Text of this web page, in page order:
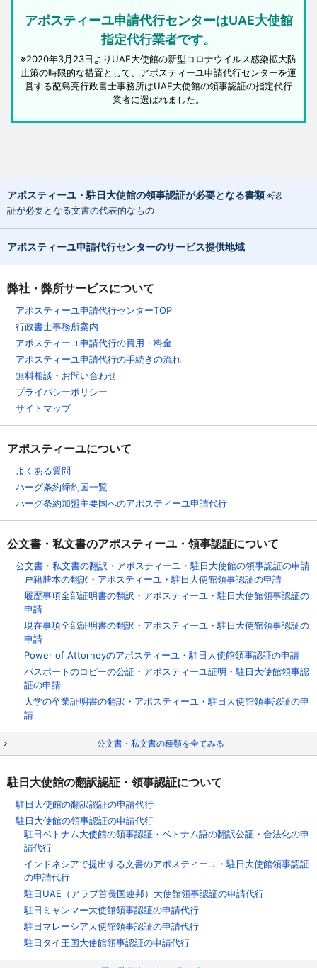
アポスティーユ申請代行センターはUAE大使館
指定代行業者です。
※2020年3月23日よりUAE大使館の新型コロナウイルス感染拡大防
止策の時限的な措置として、アポスティーユ申請代行センターを運
営する蓜島亮行政書士事務所はUAE大使館の領事認証の指定代行
業者に選ばれました。
アポスティーユ・駐日大使館の領事認証が必要となる書類※認
証が必要となる文書の代表的なもの
アポスティーユ申請代行センターのサービス提供地域
弊社・弊所サービスについて
アポスティーユ申請代行センターTOP
行政書士事務所案内
アポスティーユ申請代行の費用・料金
アポスティーユ申請代行の手続きの流れ
無料相談・お問い合わせ
プライバシーポリシー
サイトマップ
アポスティーユについて
よくある質問
ハーグ条約締約国一覧
ハーグ条約加盟主要国へのアポスティーユ申請代行
公文書・私文書のアポスティーユ・領事認証について
公文書・私文書の翻訳・アポスティーユ・駐日大使館の領事認証の申請
戸籍謄本の翻訳・アポスティーユ・駐日大使館領事認証の申請
履歴事項全部証明書の翻訳・アポスティーユ・駐日大使館領事認証の
申請
現在事項全部証明書の翻訳・アポスティーユ・駐日大使館領事認証の
申請
Power of Attorneyのアポスティーユ・駐日大使館領事認証の申請
パスポートのコピーの公証・アポスティーユ証明・駐日大使館領事認
証の申請
大学の卒業証明書の翻訳・アポスティーユ・駐日大使館領事認証の申
請
公文書・私文書の種類を全てみる
駐日大使館の翻訳認証・領事認証について
駐日大使館の翻訳認証の申請代行
駐日大使館の領事認証の申請代行
駐日ベトナム大使館の領事認証・ベトナム語の翻訳公証・合法化の申
請代行
インドネシアで提出する文書のアポスティーユ・駐日大使館領事認証
の申請代行
駐日UAE（アラブ首長国連邦）大使館領事認証の申請代行
駐日ミャンマー大使館領事認証の申請代行
駐日マレーシア大使館領事認証の申請代行
駐日タイ王国大使館領事認証の申請代行